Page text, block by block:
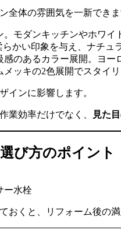
全体の雰囲気を一新できま
モダンキッチンやホワイ
かい印象を与え、ナチュ
感のあるカラー展開。ヨー
メッキの2色展開でスタイ
インに影響します。
業効率だけでなく、 見た
び方のポイント
ー水栓
おくと、リフォーム後の満